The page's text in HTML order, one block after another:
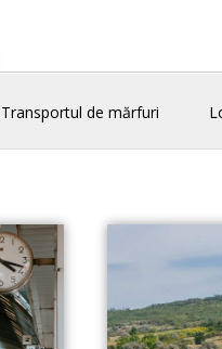
Transportul de mărfuri